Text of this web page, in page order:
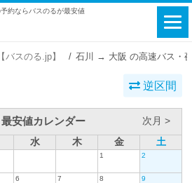
約ならバスのるが最安値
スのる.jp】 石川 → 大阪 の高速バス・
逆区間
安値カレンダー
次月 >
水 木 金 土
1 2
6 7 8 9